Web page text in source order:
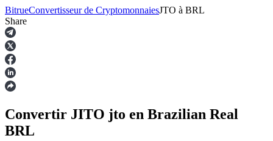
Contrats à terme
BitrueConvertisseur de CryptomonnaiesJTO à BRL
Share
Convertir JITO jto en Brazilian Real
BRL